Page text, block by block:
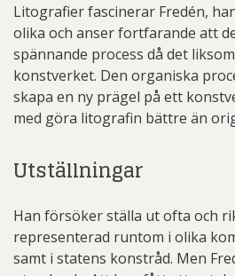
Litografier fascinerar Fredén,
olika och anser fortfarande att
spännande process då det
konstverket. Den organiska
skapa en ny prägel på ett
med göra litografin bättre än
Utställningar
Han försöker ställa ut ofta och
representerad runtom i olika
samt i statens konstråd. Men